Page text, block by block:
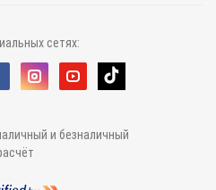
сетях:
и безналичный